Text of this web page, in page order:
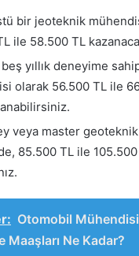
bir jeoteknik
ile 58.500 TL
beş yıllık deneyime
olarak 56.500 TL ile
veya master
85.500 TL ile 105.500
Otomobil
Maaşları Ne Kadar?